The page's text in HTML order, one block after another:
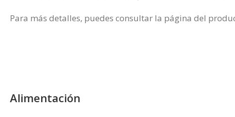
Para más detalles, puedes consultar la página del
Alimentación